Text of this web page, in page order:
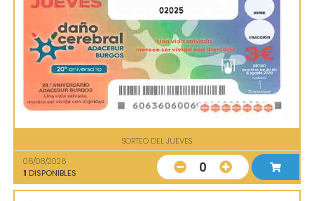
02025
SORTEO DEL JUEVES
06/08/2026
1 DISPONIBLES 0